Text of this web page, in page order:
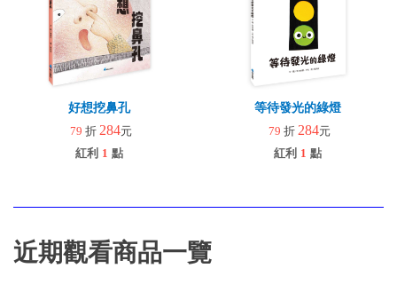
好想挖鼻孔
79 折 284元
紅利 1 點
等待發光的綠燈
79 折 284元
紅利 1 點
近期觀看商品一覽